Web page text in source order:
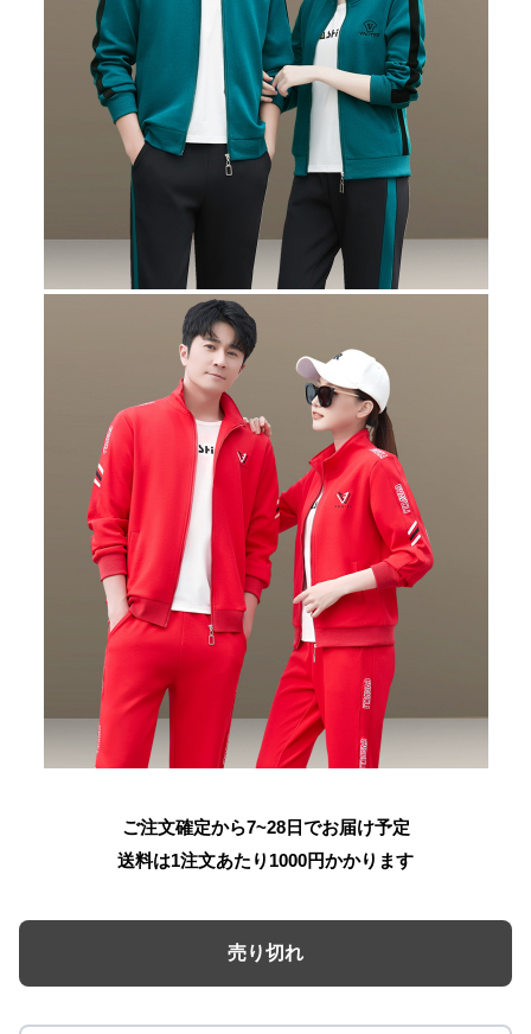
ご注文確定から7~28日でお届け予定
送料は1注文あたり 1000円かかります
売り切れ